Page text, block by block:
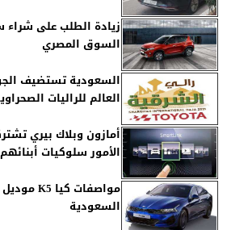
زيادة الطلب على شراء
السوق المصري
السعودية تستضيف
العالم للراليات الصحراوية
أمازون وبلاك بيري
الأمور سلوكيات أبنائهم
السعودية